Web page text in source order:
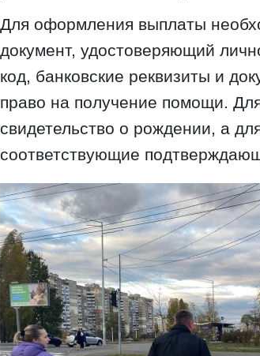
Для оформления выплаты
документ, удостоверяющий
код, банковские реквизиты и
право на получение помощи.
свидетельство о рождении, а
соответствующие